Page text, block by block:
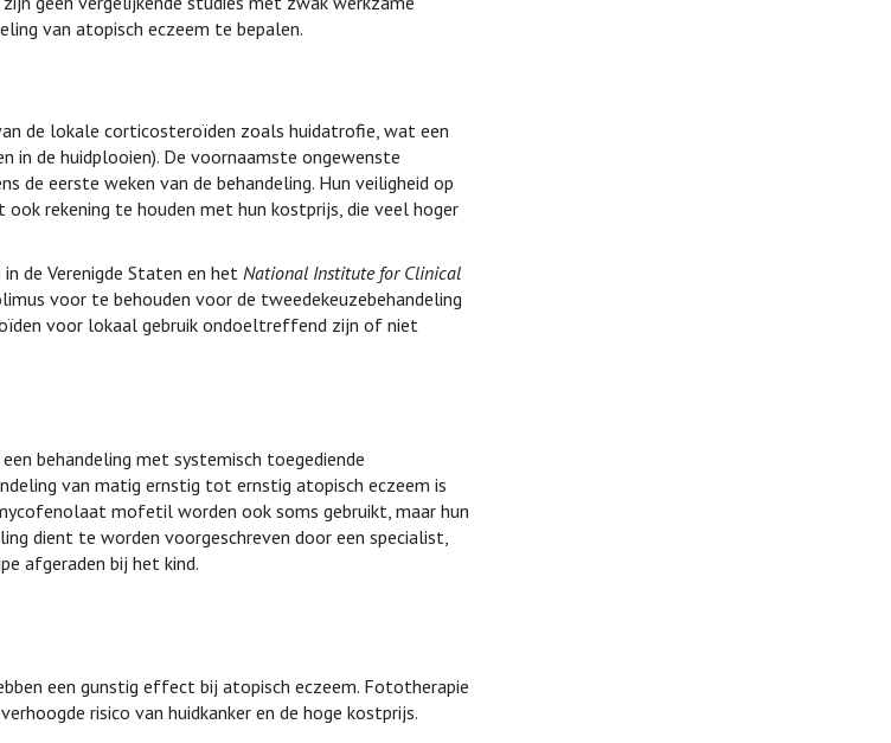
van atopisch eczeem te bepalen.
de lokale corticosteroïden zoals huidatrofie, wat een
in de huidplooien). De voornaamste ongewenste
de eerste weken van de behandeling. Hun veiligheid op
rekening te houden met hun kostprijs, die veel hoger
in de Verenigde Staten en hetNational Institute for Clinical
voor te behouden voor de tweedekeuzebehandeling
voor lokaal gebruik ondoeltreffend zijn of niet
behandeling met systemisch toegediende
van matig ernstig tot ernstig atopisch eczeem is
mofetil worden ook soms gebruikt, maar hun
dient te worden voorgeschreven door een specialist,
afgeraden bij het kind.
een gunstig effect bij atopisch eczeem. Fototherapie
risico van huidkanker en de hoge kostprijs.